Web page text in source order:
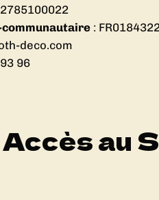
communautaire :
deco.com
96
au